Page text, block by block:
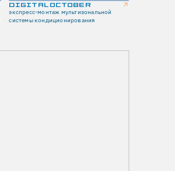
DIGITAL OCTOBER
экспресс-монтаж мультизональной
системы кондиционирования